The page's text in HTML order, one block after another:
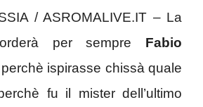
/ ASROMALIVE.IT – La
per sempre Fabio
ispirasse chissà quale
fu il mister dell’ultimo